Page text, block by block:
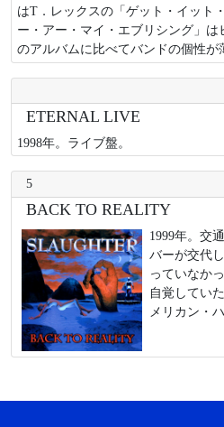
はT．レックスの「ゲット・イット
ー・アー・マイ・エブリシング」
のアルバムに比べてバンドの個性が
ETERNAL LIVE
1998年。ライブ盤。
5
BACK TO REALITY
1999年。交
バーが交代
っていなか
自覚してい
メリカン・